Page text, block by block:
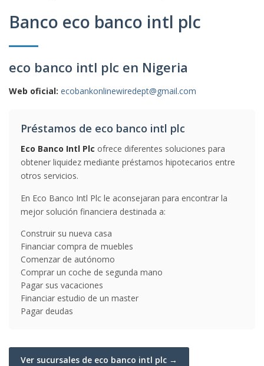
Banco eco banco intl plc
eco banco intl plc en Nigeria
Web oficial: ecobankonlinewiredept@gmail.com
Préstamos de eco banco intl plc
Eco Banco Intl Plc ofrece diferentes soluciones para
obtener liquidez mediante préstamos hipotecarios entre
otros servicios.
En Eco Banco Intl Plc le aconsejaran para encontrar la
mejor solución financiera destinada a:
Construir su nueva casa
Financiar compra de muebles
Comenzar de autónomo
Comprar un coche de segunda mano
Pagar sus vacaciones
Financiar estudio de un master
Pagar deudas
Ver sucursales de eco banco intl plc →